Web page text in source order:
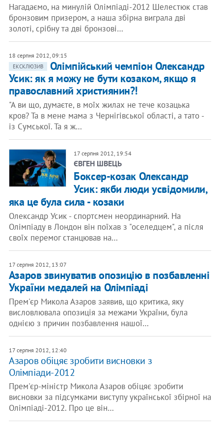
Нагадаємо, на минулій Олімпіаді-2012 Шелестюк став
бронзовим призером, а наша збірна виграла дві
золоті, срібну та дві бронзові…
18 серпня 2012, 09:15
ЕКСКЛЮЗИВ
Олімпійський чемпіон Олександр
Усик: як я можу не бути козаком, якщо я
православний християнин?!
"А ви що, думаєте, в моїх жилах не тече козацька
кров? Та в мене мама з Чернігівської області, а тато -
із Сумської. Та я ж…
17 серпня 2012, 19:54
ЄВГЕН ШВЕЦЬ
Боксер-козак Олександр
Усик: якби люди усвідомили,
яка це була сила - козаки
Олександр Усик - спортсмен неординарний. На
Олімпіаду в Лондон він поїхав з "оселедцем", а після
своїх перемог станцював на…
17 серпня 2012, 13:07
Азаров звинуватив опозицію в позбавленні
України медалей на Олімпіаді
Прем'єр Микола Азаров заявив, що критика, яку
висловлювала опозиція за межами України, була
однією з причин позбавлення нашої…
17 серпня 2012, 12:40
Азаров обіцяє зробити висновки з
Олімпіади-2012
Прем'єр-міністр Микола Азаров обіцяє зробити
висновки за підсумками виступу української збірної на
Олімпіаді-2012. Про це він…